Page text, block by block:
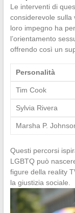
Le interventi di
considerevole sulla
loro impegno ha
l’orientamento
offrendo così un
Personalità
Tim Cook
Sylvia Rivera
Marsha P.
Questi percorsi
LGBTQ può
figure della reality
la giustizia sociale.